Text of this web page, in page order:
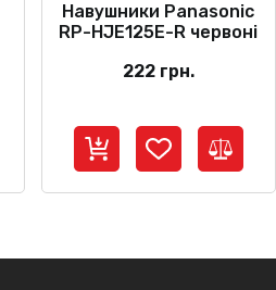
Навушники Panasonic
RP-HJE125E-R червоні
222 грн.